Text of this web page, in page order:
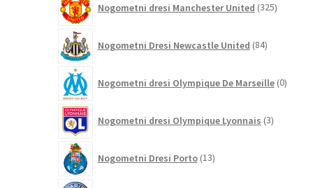
Nogometni dresi Manchester United 325izdelkov
Nogometni Dresi Newcastle United 84izdelkov
Nogometni dresi Olympique De Marseille 0
Nogometni dresi Olympique Lyonnais 3izdelki
Nogometni Dresi Porto 13izdelkov